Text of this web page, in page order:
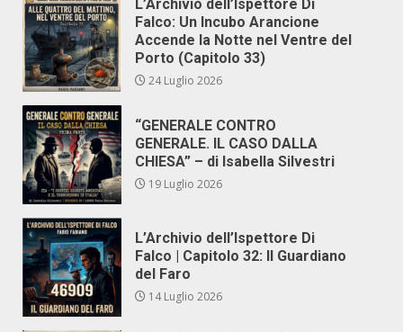
L’Archivio dell’Ispettore Di
Falco: Un Incubo Arancione
Accende la Notte nel Ventre del
Porto (Capitolo 33)
24 Luglio 2026
“GENERALE CONTRO
GENERALE. IL CASO DALLA
CHIESA” – di Isabella Silvestri
19 Luglio 2026
L’Archivio dell’Ispettore Di
Falco | Capitolo 32: Il Guardiano
del Faro
14 Luglio 2026